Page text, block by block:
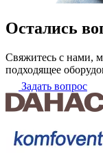
Остались
Свяжитесь с нами,
подходящее
Задать вопрос